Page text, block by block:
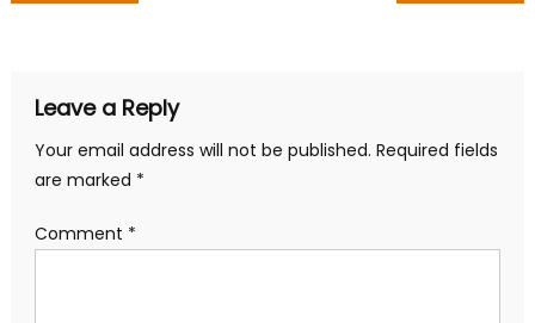
Leave a Reply
Your email address will not be published. Required fields
are marked *
Comment *